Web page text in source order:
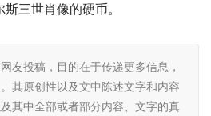
三世肖像的硬币。
友投稿，目的在于传递更多信息，
其原创性以及文中陈述文字和内容
其中全部或者部分内容、文字的真